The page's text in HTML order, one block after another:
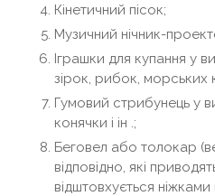
Кінетичний пісок;
Музичний нічник-
Іграшки для купання у
зірок, рибок, морських
Гумовий стрибунець у
конячки і ін .;
Беговел або толокар
відповідно, які
відштовхується ніжками